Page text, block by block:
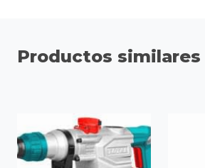
Productos similares